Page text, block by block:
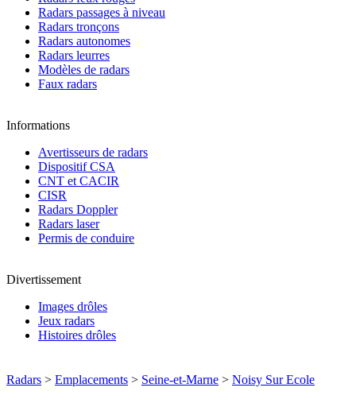
Radars passages à niveau
Radars tronçons
Radars autonomes
Radars leurres
Modèles de radars
Faux radars
Informations
Avertisseurs de radars
Dispositif CSA
CNT et CACIR
CISR
Radars Doppler
Radars laser
Permis de conduire
Divertissement
Images drôles
Jeux radars
Histoires drôles
Radars > Emplacements > Seine-et-Marne > Noisy Sur Ecole